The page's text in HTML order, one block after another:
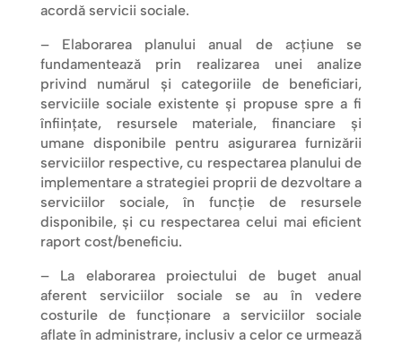
acordă servicii sociale.
– Elaborarea planului anual de acțiune se
fundamentează prin realizarea unei analize
privind numărul și categoriile de beneficiari,
serviciile sociale existente și propuse spre a fi
înființate, resursele materiale, financiare și
umane disponibile pentru asigurarea furnizării
serviciilor respective, cu respectarea planului de
implementare a strategiei proprii de dezvoltare a
serviciilor sociale, în funcție de resursele
disponibile, și cu respectarea celui mai eficient
raport cost/beneficiu.
– La elaborarea proiectului de buget anual
aferent serviciilor sociale se au în vedere
costurile de funcționare a serviciilor sociale
aflate în administrare, inclusiv a celor ce urmează